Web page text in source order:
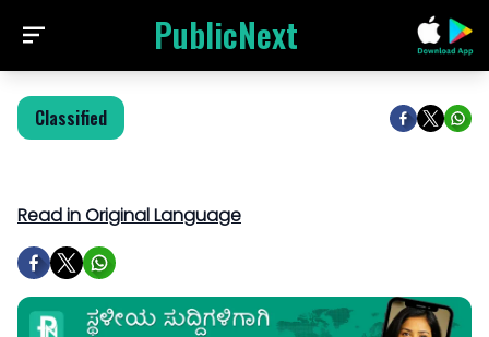
PublicNext
Classified
Read in Original Language